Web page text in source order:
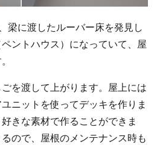
梁に渡したルーバー床を発見し
ントハウス）になっていて、屋
を渡して上がります。屋上には
ニットを使ってデッキを作りま
きな素材で作ることができま
ので、屋根のメンテナンス時も